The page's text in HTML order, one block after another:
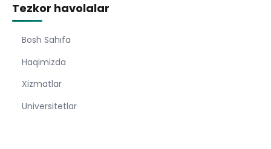
Tezkor havolalar
Bosh Sahıfa
Haqimizda
Xizmatlar
Universitetlar